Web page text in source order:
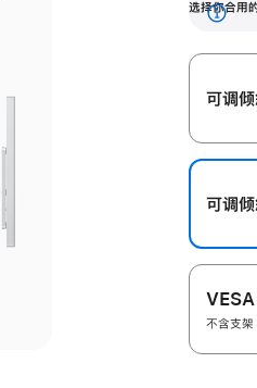
调节范围
选择你合用
展
开
可调
可调
VESA
不含支架